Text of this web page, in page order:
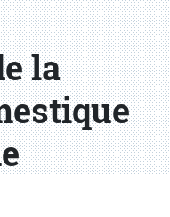
la